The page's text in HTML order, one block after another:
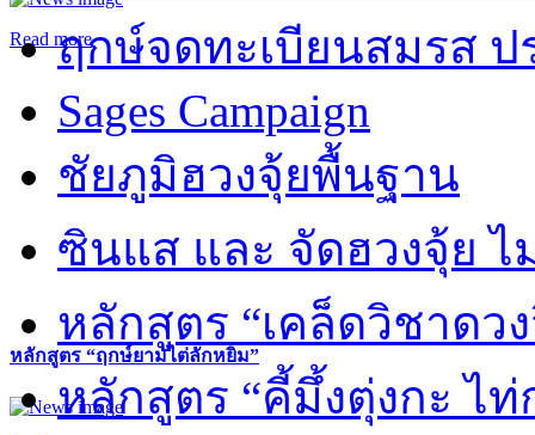
Read more
หลักสูตร “ฤกษ์ยามไต่ลักหยิ่ม”
ฤกษ์จดทะเบียนสมรส ป
Sages Campaign
ชัยภูมิฮวงจุ้ยพื้นฐาน
ซินแส และ จัดฮวงจุ้ย ไ
หลักสูตร “เคล็ดวิชาดว
หลักสูตร “คี้มึ้งตุ่งกะ ไ